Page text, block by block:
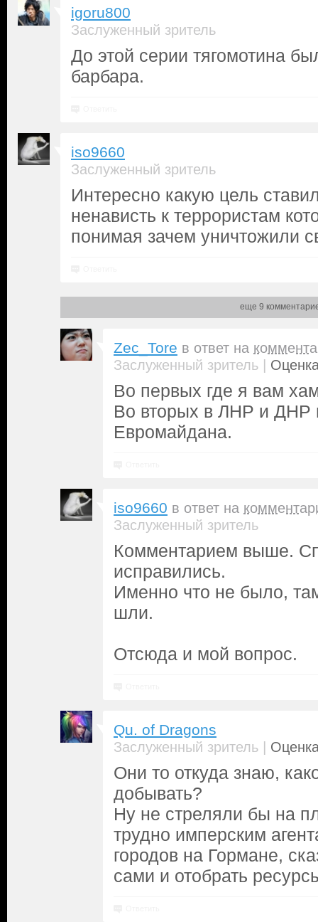
igoru800
Заслуженный зритель
До этой серии тягомотина
барбара.
iso9660
Заслуженный зритель
Интересно какую цель
ненависть к террористам
понимая зачем уничтожили
еще 9
Zec_Tore в ответ на
Заслуженный зритель |
Во первых где я вам
Во вторых в ЛНР и ДНР
Евромайдана.
iso9660 в ответ на
Заслуженный зритель
Комментарием выше.
исправились.
Именно что не было,
шли.
Отсюда и мой вопрос.
Qu. of Dragons
Заслуженный зритель |
Они то откуда знаю,
добывать?
Ну не стреляли бы на
трудно имперским
городов на Гормане,
сами и отобрать